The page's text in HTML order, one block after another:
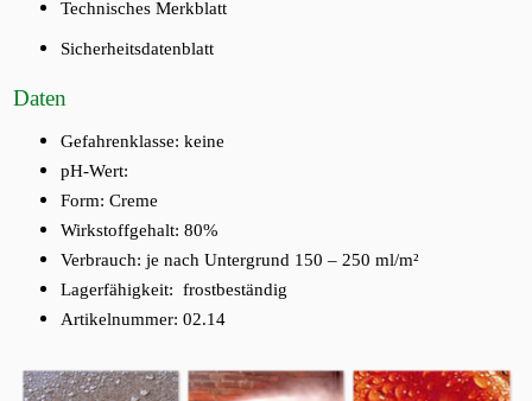
Technisches Merkblatt
Sicherheitsdatenblatt
Daten
Gefahrenklasse: keine
pH-Wert:
Form: Creme
Wirkstoffgehalt: 80%
Verbrauch: je nach Untergrund 150 – 250 ml/m²
Lagerfähigkeit: frostbeständig
Artikelnummer: 02.14